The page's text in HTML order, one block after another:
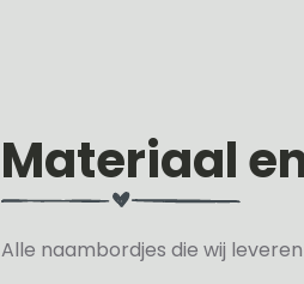
Materiaal
Alle naambordjes die wij